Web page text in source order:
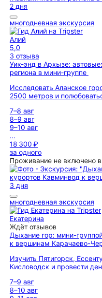
2 дня
многодневная экскурсия
Алий
5,0
3 отзыва
Уик-энд в Архызе:
региона в мини-группе
Исследовать Аланское
2500 метров и
7–8 авг
8–9 авг
9–10 авг
...
18 300 ₽
за одного
Проживание не включено
3 дня
многодневная экскурсия
Екатерина
Ждёт отзывов
Дыхание гор: мини-
к вершинам Карачаево-
Изучить Пятигорск,
Кисловодск и провести
7–9 авг
8–10 авг